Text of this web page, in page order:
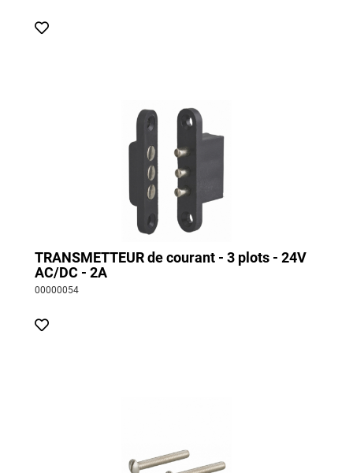
TRANSMETTEUR de courant - 3 plots - 24V
AC/DC - 2A
00000054